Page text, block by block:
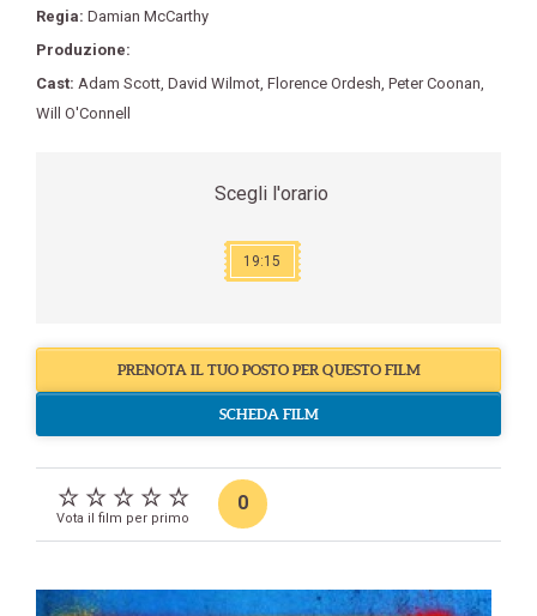
Regia: Damian McCarthy
Produzione:
Cast: Adam Scott, David Wilmot, Florence Ordesh, Peter Coonan,
Will O'Connell
Scegli l'orario
19:15
PRENOTA IL TUO POSTO PER QUESTO FILM
SCHEDA FILM
Vota il film per primo
0